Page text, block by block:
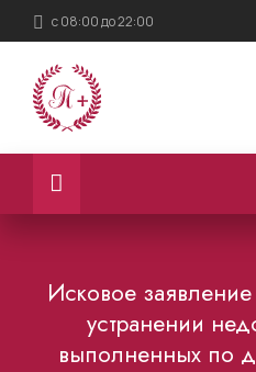
с 08:00 до 22:00
Исковое
устранении
выполненных по